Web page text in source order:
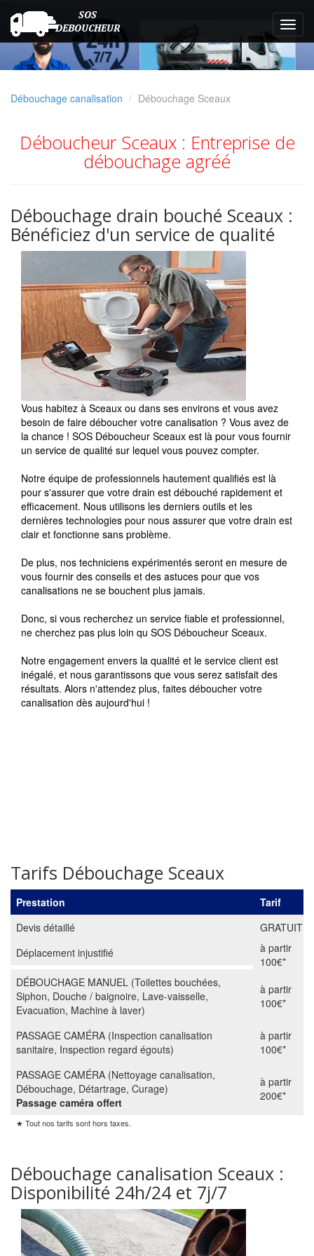
Débouchage canalisation Débouchage Sceaux
Déboucheur Sceaux : Entreprise de
débouchage agréé
Débouchage drain bouché Sceaux :
Bénéficiez d'un service de qualité
Vous habitez à Sceaux ou dans ses environs et vous avez
besoin de faire déboucher votre canalisation ? Vous avez de
la chance ! SOS Déboucheur Sceaux est là pour vous fournir
un service de qualité sur lequel vous pouvez compter.
Notre équipe de professionnels hautement qualifiés est là
pour s'assurer que votre drain est débouché rapidement et
efficacement. Nous utilisons les derniers outils et les
dernières technologies pour nous assurer que votre drain est
clair et fonctionne sans problème.
De plus, nos techniciens expérimentés seront en mesure de
vous fournir des conseils et des astuces pour que vos
canalisations ne se bouchent plus jamais.
Donc, si vous recherchez un service fiable et professionnel,
ne cherchez pas plus loin qu SOS Déboucheur Sceaux.
Notre engagement envers la qualité et le service client est
inégalé, et nous garantissons que vous serez satisfait des
résultats. Alors n'attendez plus, faites déboucher votre
canalisation dès aujourd'hui !
Tarifs Débouchage Sceaux
Prestation
Tarif
Devis détaillé
GRATUIT
Déplacement injustifié
à partir
100€*
DÉBOUCHAGE MANUEL (Toilettes bouchées,
Siphon, Douche / baignoire, Lave-vaisselle,
Evacuation, Machine à laver)
à partir
100€*
PASSAGE CAMÉRA (Inspection canalisation
sanitaire, Inspection regard égouts)
à partir
100€*
PASSAGE CAMÉRA (Nettoyage canalisation,
Débouchage, Détartrage, Curage)
Passage caméra offert
à partir
200€*
★ Tout nos tarifs sont hors taxes.
Débouchage canalisation Sceaux :
Disponibilité 24h/24 et 7j/7